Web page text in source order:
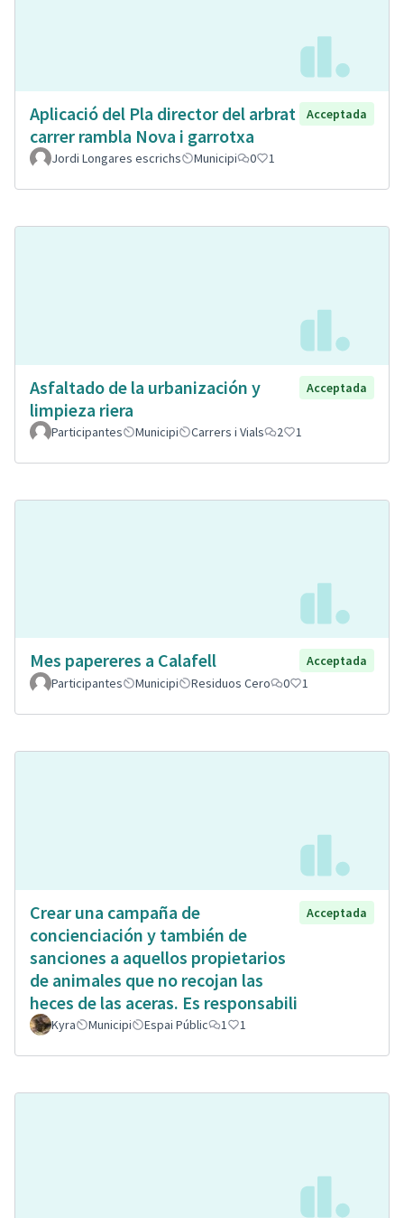
Aplicació del Pla director del arbrat
carrer rambla Nova i garrotxa
Acceptada
Jordi Longares escrichs Municipi 0 1
Asfaltado de la urbanización y
limpieza riera
Acceptada
Participantes Municipi Carrers i Vials 2 1
Mes papereres a Calafell
Acceptada
Participantes
Municipi Residuos Cero 0 1
Crear una campaña de
concienciación y también de
sanciones a aquellos propietarios
de animales que no recojan las
heces de las aceras. Es responsabili
Acceptada
Kyra Municipi Espai Públic 1 1